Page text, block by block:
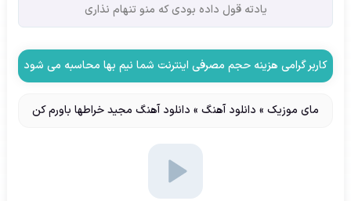
یادته قول داده بودی که منو تنهام نذاری
کاربر گرامی هزینه حجم مصرفی اینترنت شما نیم بها محاسبه می شود
مای موزیک» دانلود آهنگ» دانلود آهنگ مجید خراطها باورم کن